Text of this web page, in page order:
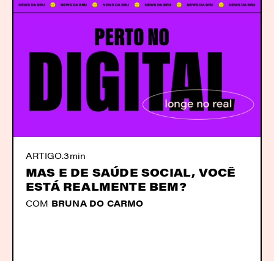
ARTIGO.3min
MAS E DE SAÚDE SOCIAL, VOCÊ
ESTÁ REALMENTE BEM?
COM BRUNA DO CARMO